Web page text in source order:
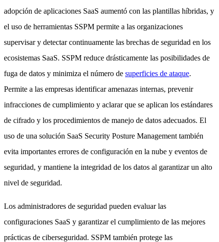
adopción de aplicaciones SaaS aumentó con las plantillas híbridas, y
el uso de herramientas SSPM permite a las organizaciones
supervisar y detectar continuamente las brechas de seguridad en los
ecosistemas SaaS. SSPM reduce drásticamente las posibilidades de
fuga de datos y minimiza el número de superficies de ataque.
Permite a las empresas identificar amenazas internas, prevenir
infracciones de cumplimiento y aclarar que se aplican los estándares
de cifrado y los procedimientos de manejo de datos adecuados. El
uso de una solución SaaS Security Posture Management también
evita importantes errores de configuración en la nube y eventos de
seguridad, y mantiene la integridad de los datos al garantizar un alto
nivel de seguridad.
Los administradores de seguridad pueden evaluar las
configuraciones SaaS y garantizar el cumplimiento de las mejores
prácticas de ciberseguridad. SSPM también protege las